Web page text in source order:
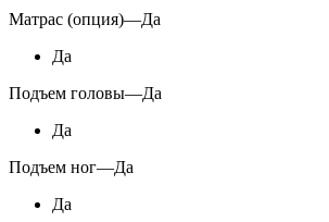
Матрас (опция)—Да
Да
Подъем головы—Да
Да
Подъем ног—Да
Да